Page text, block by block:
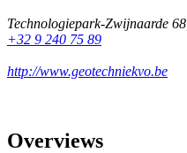
Technologiepark-Zwijnaarde 68
+32 9 240 75 89
http://www.geotechniekvo.be
Overviews